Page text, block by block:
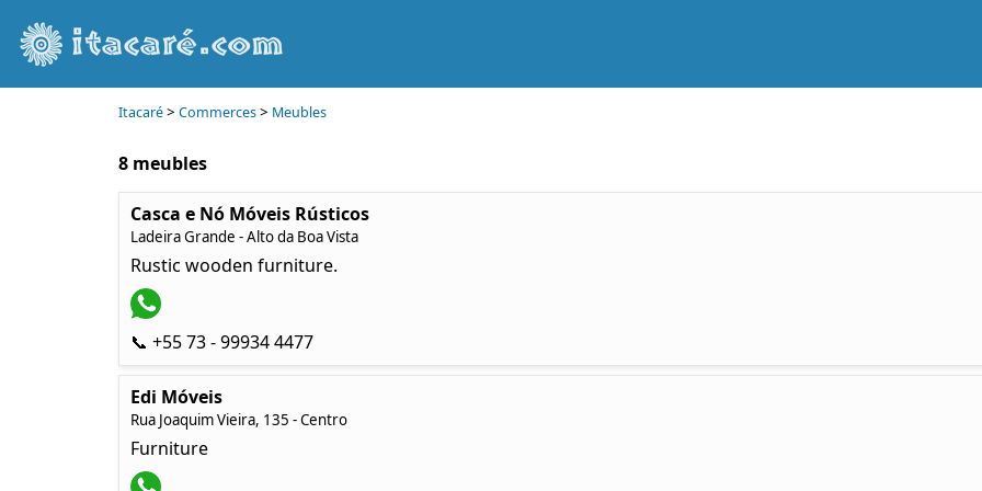
Itacaré> Commerces> Meubles
8 meubles
Casca e Nó Móveis Rústicos
Ladeira Grande - Alto da Boa Vista
Rustic wooden furniture.
📞 +55 73 - 99934 4477
Edi Móveis
Rua Joaquim Vieira, 135 - Centro
Furniture